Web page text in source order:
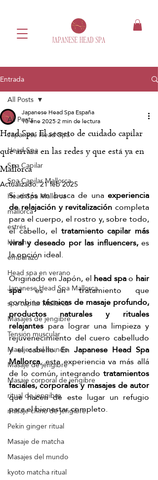
Entrada
All Posts
Japanese Head Spa
Head Spa
Spa Capilar
Spa Capilar Mallorca
Head Spa Mallorca
mallorca
estrés
Hanshu
embarazo
Head spa en verano
Japanese Head Spa Mallorca
spa capilar Mallorca
Masajes de jengibre
Tensión muscular
Masajes del mundo
Masaje de jengibre
Masaje corporal de jengibre
ritual de jengibre
masaje chino de jengibre
Pekín ginger ritual
Masaje de matcha
Masajes del mundo
kyoto matcha ritual
All Posts
Head Spa: El secreto de cuidado capilar
que arrasa en las redes y que está ya en
Mallorca
Japanese Head Spa España
10 ene 20252 min de lectura
Actualizado:21 feb 2025
Si estás en busca de una experiencia
de relajación y revitalización completa
para el cuerpo, el rostro y, sobre todo,
el cabello, el tratamiento capilar más
viral y deseado por las influencers, es
la opción ideal.
Originado en Japón, el head spa o hair
spa es un tratamiento que
combina técnicas de masaje profundo,
productos naturales y rituales
relajantes para lograr una limpieza y
rejuvenecimiento del cuero cabelludo
y el cabello. En Japanese Head Spa
Mallorca, esta experiencia va más allá
de lo común, integrando tratamientos
que hacen de este lugar un refugio
para el bienestar completo.